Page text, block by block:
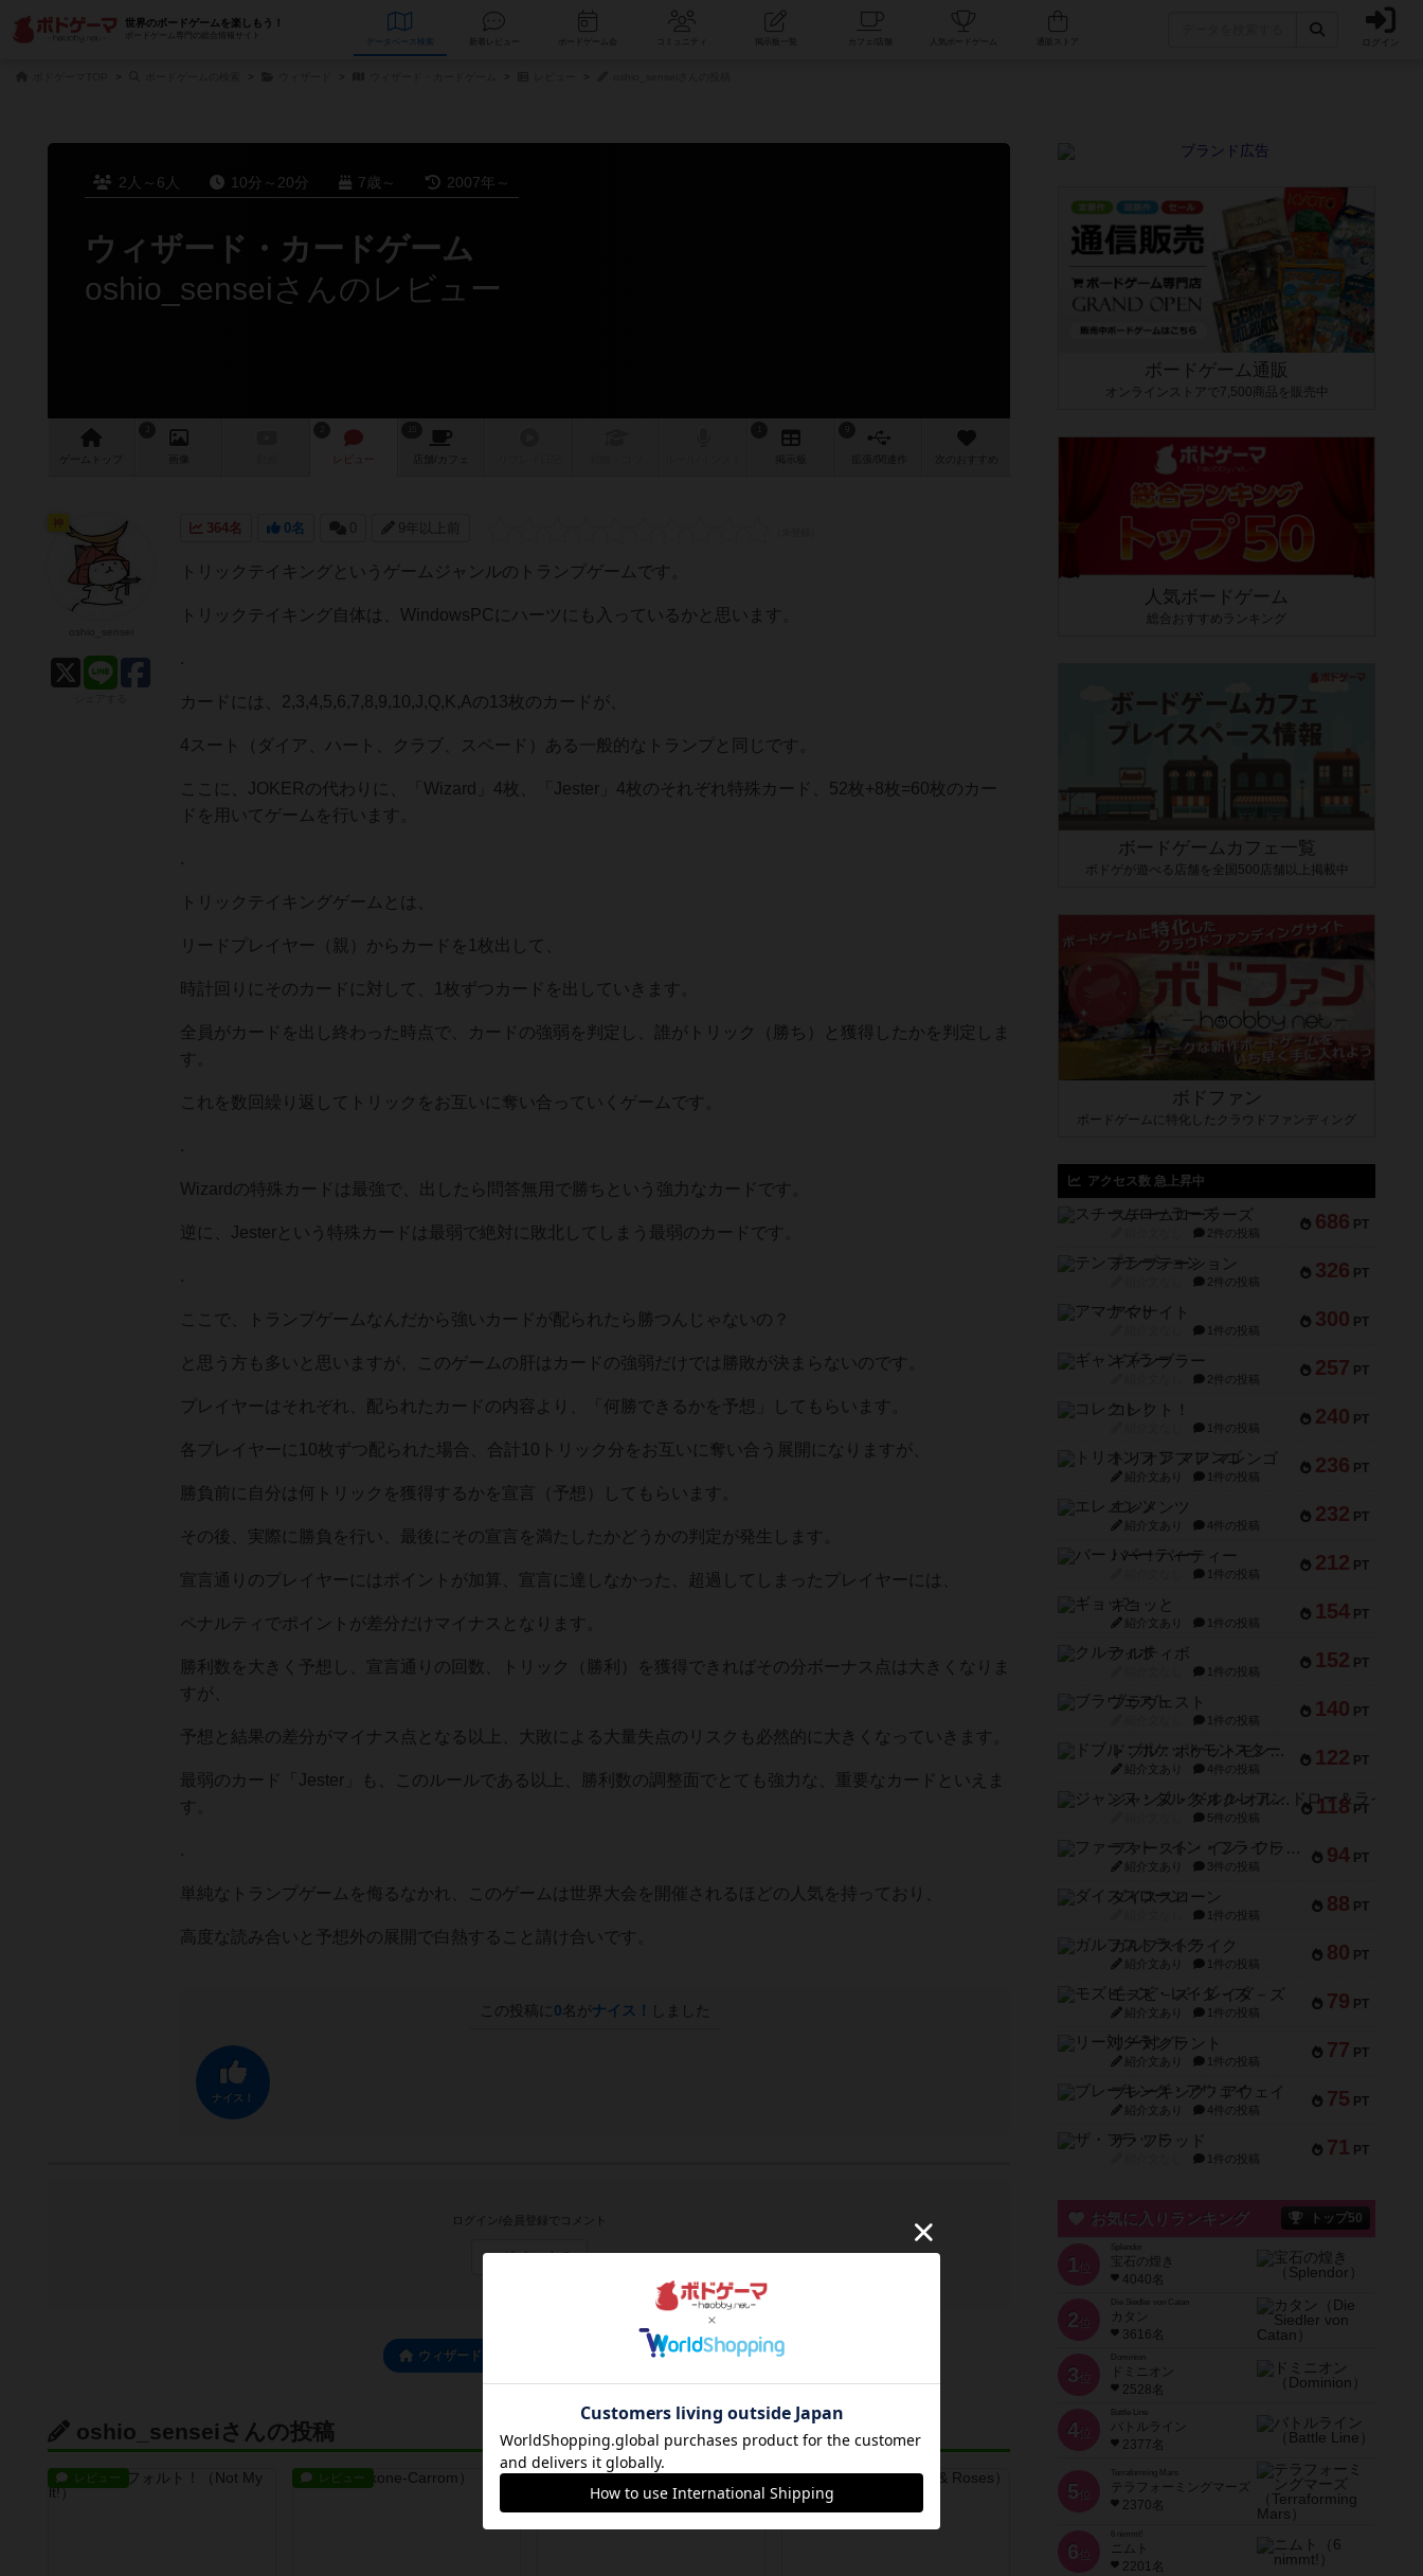
世界のボードゲームを楽しもう！
ボードゲーム専門の総合情報サイト
データベース コミュニティ 人気ボードゲーム ログイン
2人～6人 10分～20分 7歳～ 2007年～
ウィザード・カードゲーム
oshio_senseiさんのレビュー
ゲーム 画像 レビュー 店舗/ カフェ 作 次のおすすめ
364名 0名 0 9年以上前
トリックテイキングというゲームジャンルのトランプゲームです。
トリックテイキング自体は、WindowsPCにハーツにも入っているかと思います。
.
カードには、2,3,4,5,6,7,8,9,10,J,Q,K,Aの13枚のカードが、
4スート（ダイア、ハート、クラブ、スペード）ある一般的なトランプと同じです。
ここに、JOKERの代わりに、「Wizard」4枚、「Jester」4枚のそれぞれ特殊カード、52枚+8枚=60枚のカー
ドを用いてゲームを行います。
.
トリックテイキングゲームとは、
リードプレイヤー（親）からカードを1枚出して、
時計回りにそのカードに対して、1枚ずつカードを出していきます。
全員がカードを出し終わった時点で、カードの強弱を判定し、誰がトリック（勝ち）と獲得したかを判定しま
す。
これを数回繰り返してトリックをお互いに奪い合っていくゲームです。
.
Wizardの特殊カードは最強で、出したら問答無用で勝ちという強力なカードです。
逆に、Jesterという特殊カードは最弱で絶対に敗北してしまう最弱のカードです。
.
ここで、トランプゲームなんだから強いカードが配られたら勝つんじゃないの？
と思う方も多いと思いますが、このゲームの肝はカードの強弱だけでは勝敗が決まらないのです。
プレイヤーはそれぞれ、配られたカードの内容より、「何勝できるかを予想」してもらいます。
各プレイヤーに10枚ずつ配られた場合、合計10トリック分をお互いに奪い合う展開になりますが、
勝負前に自分は何トリックを獲得するかを宣言（予想）してもらいます。
その後、実際に勝負を行い、最後にその宣言を満たしたかどうかの判定が発生します。
宣言通りのプレイヤーにはポイントが加算、宣言に達しなかった、超過してしまったプレイヤーには、
ペナルティでポイントが差分だけマイナスとなります。
勝利数を大きく予想し、宣言通りの回数、トリック（勝利）を獲得できればその分ボーナス点は大きくなりま
すが、
予想と結果の差分がマイナス点となる以上、大敗による大量失点のリスクも必然的に大きくなっていきます。
最弱のカード「Jester」も、このルールである以上、勝利数の調整面でとても強力な、重要なカードといえま
す。
.
単純なトランプゲームを侮るなかれ、このゲームは世界大会を開催されるほどの人気を持っており、
高度な読み合いと予想外の展開で白熱すること請け合いです。
この投稿に 0名がナイス！ しました
ナイス！
ログイン/会員登録でコメント
ログインする
ウィザード・カードゲームのトップに戻る
oshio_senseiさんの投稿
レビュー レビュー レビュー ルール/インスト
ボードゲーム通販
オンラインストアで7,500商品を販売中
人気ボードゲーム
総合おすすめランキング
ボードゲームカフェ一覧
ボドゲが遊べる店舗を全国500店舗以上掲載中
ボドファン
ボードゲームに特化したクラウドファンディング
アクセス数 急上昇中
686 PT
スチームローラーズ
2件の投稿
326 PT
テンプテーション
2件の投稿
300 PT
アマナイト
1件の投稿
257 PT
ギャンブラー
2件の投稿
240 PT
コレクト！
1件の投稿
236 PT
トリオンフ ア マレンゴ
紹介文あり 1件の投稿
232 PT
エレメンツ
紹介文あり 4件の投稿
212 PT
バー！パーティー
1件の投稿
154 PT
ギョッと
紹介文あり 1件の投稿
152 PT
クルティボ
1件の投稿
140 PT
ブラヴェスト
1件の投稿
122 PT
ドブル：ポケットモンスター
紹介文あり 4件の投稿
118 PT
ジャンヌ・ダルク-オルレアン ドロー＆ライト
5件の投稿
94 PT
ファースト・イン・フライト
紹介文あり 3件の投稿
88 PT
ダイススローン
1件の投稿
80 PT
ガルフストライク
紹介文あり 1件の投稿
79 PT
モズビ－ズ・レイダ－ズ
紹介文あり 1件の投稿
77 PT
リー対グラント
紹介文あり 1件の投稿
75 PT
ブレーキング・アウェイ
紹介文あり 4件の投稿
71 PT
ザ・フラッド
1件の投稿
お気に入りランキング トップ50
1 位
宝石の煌き
4040名
2 位
Die Siedler von Catan
カタン
3616名
3 位
ドミニオン
2528名
4位
Battle Line
バトルライン
2377名
5 位
Terraforming Mars
テラフォーミングマーズ
2370名
6 位
ニムト
2201名